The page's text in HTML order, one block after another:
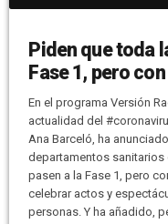
Piden que toda
Fase 1, pero
En el programa Versión
actualidad del
Ana Barceló, ha
departamentos sanitarios
pasen a la Fase 1, pero
celebrar actos y
personas. Y ha añadido,